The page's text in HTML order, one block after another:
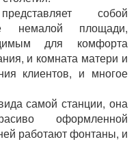
собой
немалой площади,
для комфорта
и комната матери и
клиентов, и многое
самой станции, она
оформленной
работают фонтаны, и